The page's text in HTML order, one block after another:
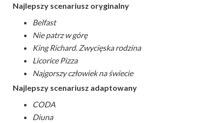
Najlepszy scenariusz oryginalny
Belfast
Nie patrz w górę
King Richard. Zwycięska rodzina
Licorice Pizza
Najgorszy człowiek na świecie
Najlepszy scenariusz adaptowany
CODA
Diuna